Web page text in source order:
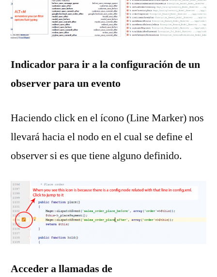
Indicador para ir a la configuración de un
observer para un evento
Haciendo click en el ícono (Line Marker) nos
llevará hacia el nodo en el cual se define el
observer si es que tiene alguno definido.
Acceder a llamadas de